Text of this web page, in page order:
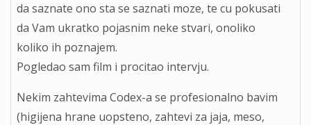
da saznate ono sta se saznati moze, te cu pokusati
da Vam ukratko pojasnim neke stvari, onoliko
koliko ih poznajem.
Pogledao sam film i procitao intervju.
Nekim zahtevima Codex-a se profesionalno bavim
(higijena hrane uopsteno, zahtevi za jaja, meso,